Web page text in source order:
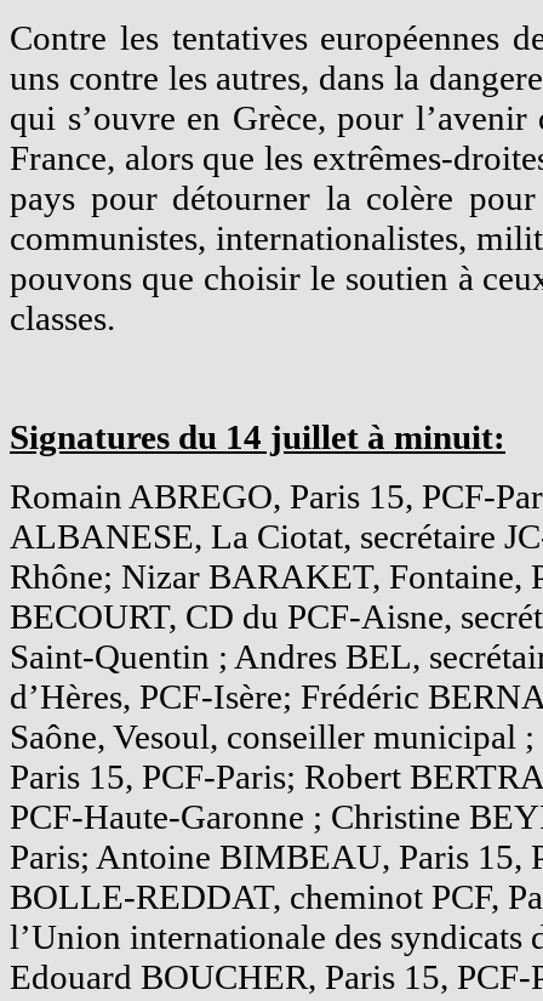
Contre les tentatives européennes
uns contre les autres, dans la
qui s’ouvre en Grèce, pour
France, alors que les extrêmes-
pays pour détourner la colère
communistes, internationalistes,
pouvons que choisir le soutien à
classes.
Signatures du 14 juillet à minuit:
Romain ABREGO, Paris 15, PCF-
ALBANESE, La Ciotat, secrétaire
Rhône; Nizar BARAKET, Fontaine,
BECOURT, CD du PCF-Aisne,
Saint-Quentin ; Andres BEL,
d’Hères, PCF-Isère; Frédéric
Saône, Vesoul, conseiller municipal
Paris 15, PCF-Paris; Robert
PCF-Haute-Garonne ; Christine
Paris; Antoine BIMBEAU, Paris 15,
BOLLE-REDDAT, cheminot PCF,
l’Union internationale des syndicats
Edouard BOUCHER, Paris 15, PCF-